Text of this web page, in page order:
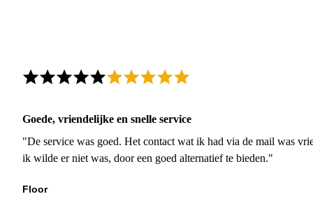
Goede, vriendelijke en snelle service
"De service was goed. Het contact wat ik had via de mail was
ik wilde er niet was, door een goed alternatief te bieden."
Floor